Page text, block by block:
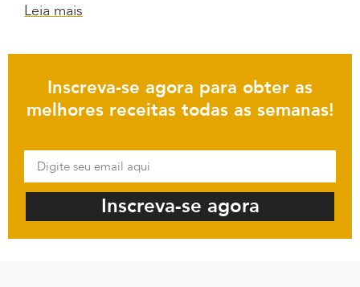
Leia mais
Inscreva-se agora para obter as
melhores receitas todas as semanas!
Inscreva-se agora